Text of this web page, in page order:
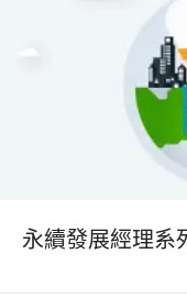
永續發展經理系